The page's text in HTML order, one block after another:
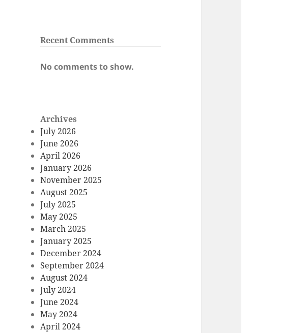
Recent Comments
No comments to show.
Archives
July 2026
June 2026
April 2026
January 2026
November 2025
August 2025
July 2025
May 2025
March 2025
January 2025
December 2024
September 2024
August 2024
July 2024
June 2024
May 2024
April 2024